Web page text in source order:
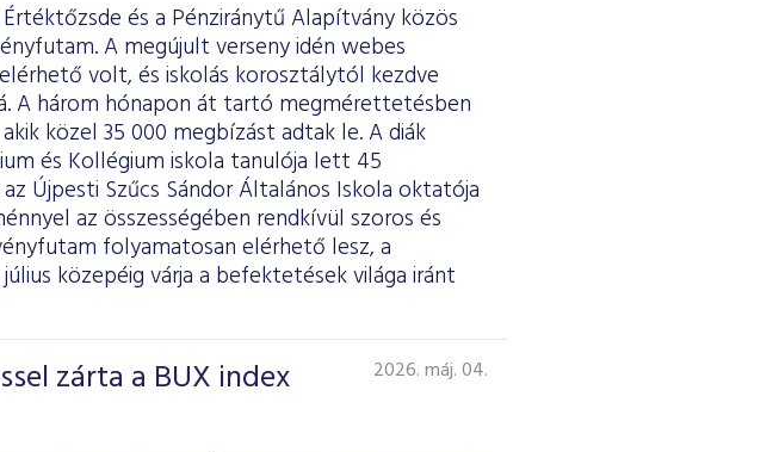
és a Pénziránytű Alapítvány közös
A megújult verseny idén webes
volt, és iskolás korosztálytól kezdve
A három hónapon át tartó megmérettetésben
közel 35 000 megbízást adtak le. A diák
és Kollégium iskola tanulója lett 45
Újpesti Szűcs Sándor Általános Iskola oktatója
az összességében rendkívül szoros és
folyamatosan elérhető lesz, a
közepéig várja a befektetések világa iránt
zárta a BUX index
2026. máj. 04.